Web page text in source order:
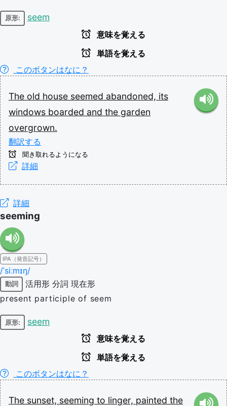
原形: seem
意味を覚える
単語を覚える
このボタンはなに？
The old house seemed abandoned, its
windows boarded and the garden
overgrown.
翻訳する
聞き取れるようになる
詳細
詳細
seeming
IPA（発音記号）
/ˈsiːmɪŋ/
動詞 活用形 分詞 現在形
present participle of seem
原形: seem
意味を覚える
単語を覚える
このボタンはなに？
The sunset, seeming to linger, painted the